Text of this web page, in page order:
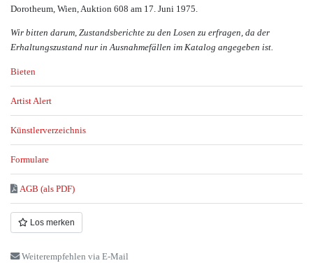
Dorotheum, Wien, Auktion 608 am 17. Juni 1975.
Wir bitten darum, Zustandsberichte zu den Losen zu erfragen, da der
Erhaltungszustand nur in Ausnahmefällen im Katalog angegeben ist.
Bieten
Artist Alert
Künstlerverzeichnis
Formulare
AGB (als PDF)
Los merken
Weiterempfehlen via E-Mail